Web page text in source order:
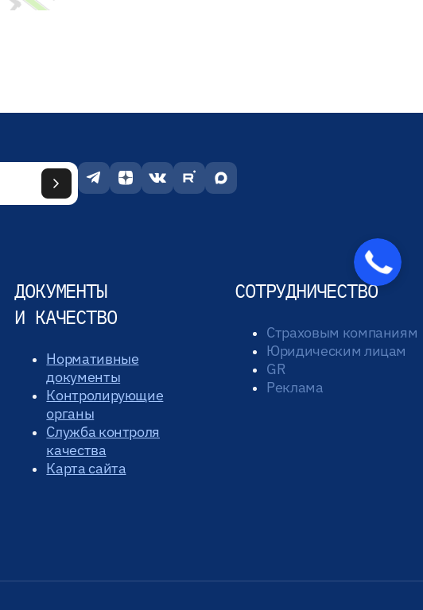
ДОКУМЕНТЫ
И КАЧЕСТВО
Нормативные
документы
Контролирующие
органы
Служба контроля
качества
Карта сайта
СОТРУДНИЧЕСТВО
Страховым компаниям
Юридическим лицам
GR
Реклама